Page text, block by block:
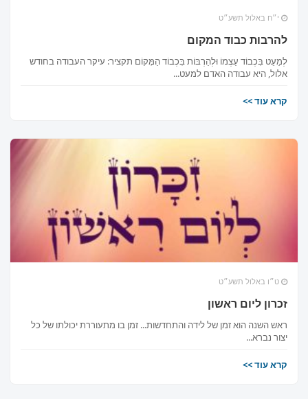
י״ח באלול תשע״ט
להרבות כבוד המקום
לְמַעֵט בִּכְבוֹד עַצְמוֹ וּלְהַרְבּוֹת בִּכְבוֹד הַמָּקוֹם תקציר: עיקר העבודה בחודש
אלול, היא עבודה האדם למעט...
קרא עוד >>
ט״ו באלול תשע״ט
זכרון ליום ראשון
ראש השנה הוא זמן של לידה והתחדשות... זמן בו מתעוררת יכולתו של כל
יצור נברא...
קרא עוד >>